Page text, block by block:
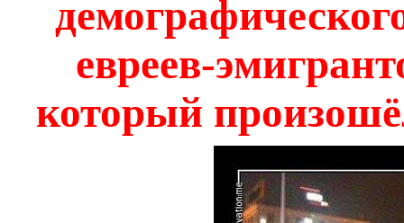
евреев-
который